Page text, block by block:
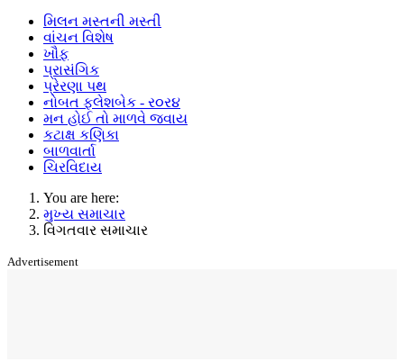
મિલન મસ્તની મસ્તી
વાંચન વિશેષ
ખૌફ
પ્રાસંગિક
પ્રેરણા પથ
નોબત ફ્લેશબેક - ર૦ર૪
મન હોઈ તો માળવે જવાય
કટાક્ષ કણિકા
બાળવાર્તા
ચિરવિદાય
You are here:
મુખ્ય સમાચાર
વિગતવાર સમાચાર
Advertisement